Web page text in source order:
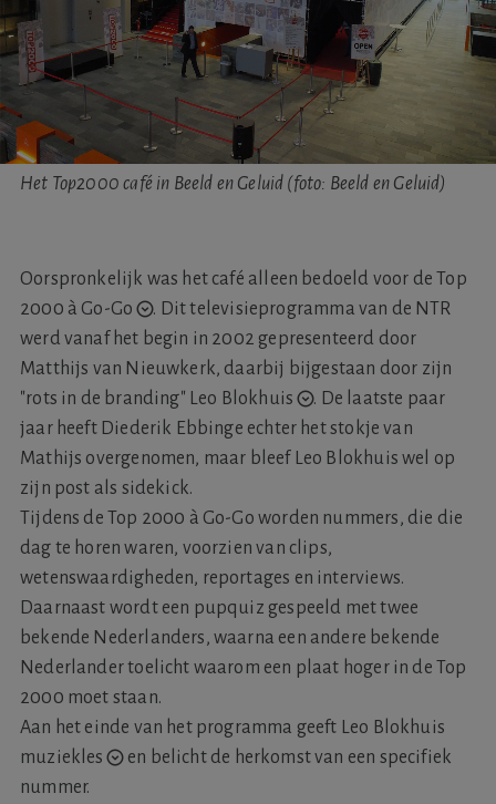
Het Top2000 café in Beeld en Geluid (foto: Beeld en Geluid)
Oorspronkelijk was het café alleen bedoeld voor de
Top
2000 à Go-Go
. Dit televisieprogramma van de NTR
werd vanaf het begin in 2002 gepresenteerd door
Matthijs van Nieuwkerk, daarbij bijgestaan door zijn
"rots in de branding" Leo Blokhuis . De laatste paar
jaar heeft Diederik Ebbinge echter het stokje van
Mathijs overgenomen, maar bleef Leo Blokhuis wel op
zijn post als sidekick.
Tijdens de Top 2000 à Go-Go worden nummers, die die
dag te horen waren, voorzien van clips,
wetenswaardigheden, reportages en interviews.
Daarnaast wordt een pupquiz gespeeld met twee
bekende Nederlanders, waarna een andere bekende
Nederlander toelicht waarom een plaat hoger in de Top
2000 moet staan.
Aan het einde van het programma geeft Leo Blokhuis
muziekles
en belicht de herkomst van een specifiek
nummer.